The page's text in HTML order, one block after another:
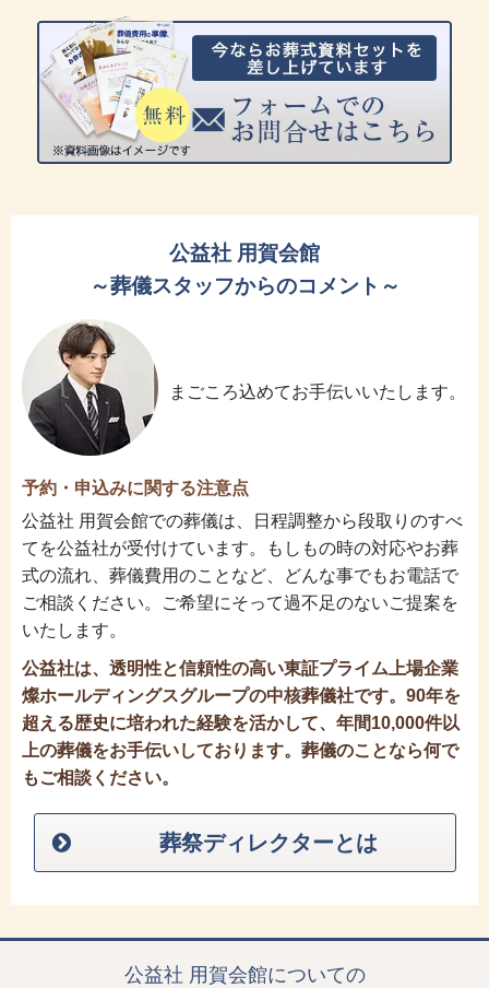
公益社 用賀会館
～葬儀スタッフからのコメント～
まごころ込めてお手伝いいたします。
予約・申込みに関する注意点
公益社 用賀会館での葬儀は、日程調整から段取りのすべ
てを公益社が受付けています。もしもの時の対応やお葬
式の流れ、葬儀費用のことなど、どんな事でもお電話で
ご相談ください。ご希望にそって過不足のないご提案を
いたします。
公益社は、透明性と信頼性の高い東証プライム上場企業
燦ホールディングスグループの中核葬儀社です。90年を
超える歴史に培われた経験を活かして、年間10,000件以
上の葬儀をお手伝いしております。葬儀のことなら何で
もご相談ください。
葬祭ディレクターとは
公益社 用賀会館についての